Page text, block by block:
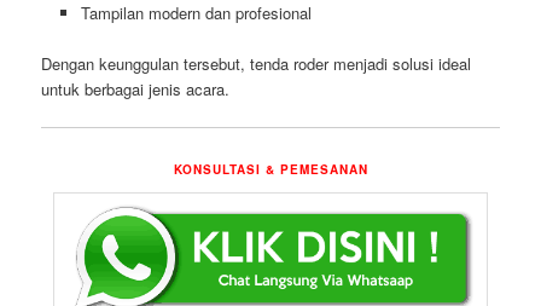
Tampilan modern dan profesional
Dengan keunggulan tersebut, tenda roder menjadi solusi ideal
untuk berbagai jenis acara.
KONSULTASI & PEMESANAN